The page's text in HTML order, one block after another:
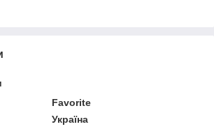
Favorite
Україна